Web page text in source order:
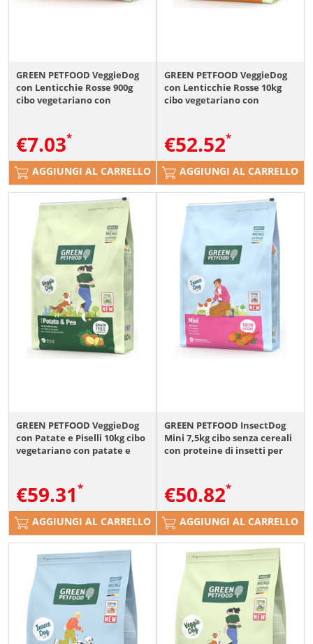
GREEN PETFOOD VeggieDog
con Lenticchie Rosse 900g
cibo vegetariano con
€7.03
AGGIUNGI AL CARRELLO
GREEN PETFOOD VeggieDog
con Lenticchie Rosse 10kg
cibo vegetariano con
€52.52
AGGIUNGI AL CARRELLO
GREEN PETFOOD VeggieDog
con Patate e Piselli 10kg cibo
vegetariano con patate e
€59.31
AGGIUNGI AL CARRELLO
GREEN PETFOOD InsectDog
Mini 7,5kg cibo senza cereali
con proteine di insetti per
€50.82
AGGIUNGI AL CARRELLO